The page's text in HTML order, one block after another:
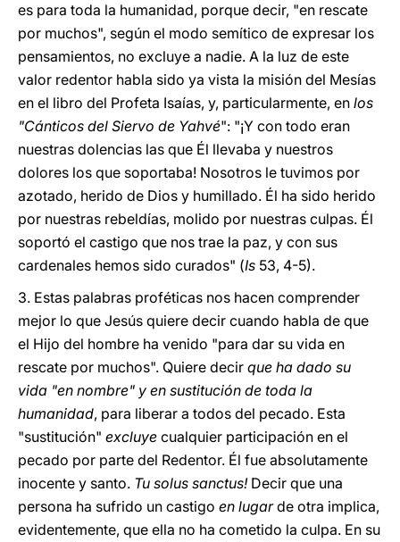
es para toda la humanidad, porque decir, "en rescate
por muchos", según el modo semítico de expresar los
pensamientos, no excluye a nadie. A la luz de este
valor redentor habla sido ya vista la misión del Mesías
en el libro del Profeta Isaías, y, particularmente, en los
"Cánticos del Siervo de Yahvé": "¡Y con todo eran
nuestras dolencias las que Él llevaba y nuestros
dolores los que soportaba! Nosotros le tuvimos por
azotado, herido de Dios y humillado. Él ha sido herido
por nuestras rebeldías, molido por nuestras culpas. Él
soportó el castigo que nos trae la paz, y con sus
cardenales hemos sido curados" (Is 53, 4-5).
3. Estas palabras proféticas nos hacen comprender
mejor lo que Jesús quiere decir cuando habla de que
el Hijo del hombre ha venido "para dar su vida en
rescate por muchos". Quiere decir que ha dado su
vida "en nombre" y en sustitución de toda la
humanidad, para liberar a todos del pecado. Esta
"sustitución" excluye cualquier participación en el
pecado por parte del Redentor. Él fue absolutamente
inocente y santo. Tu solus sanctus!Decir que una
persona ha sufrido un castigo en lugarde otra implica,
evidentemente, que ella no ha cometido la culpa. En su